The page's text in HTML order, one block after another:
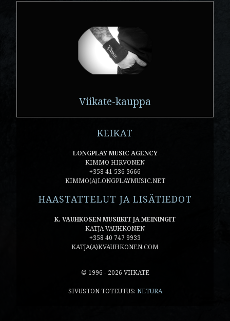
Viikate-kauppa
KEIKAT
LONGPLAY MUSIC AGENCY
KIMMO HIRVONEN
+358 41 536 3666
KIMMO(A)LONGPLAYMUSIC.NET
HAASTATTELUT JA LISÄTIEDOT
K. VAUHKOSEN MUSIIKIT JA MEININGIT
KATJA VAUHKONEN
+358 40 747 9933
KATJA(A)KVAUHKONEN.COM
© 1996 - 2026 VIIKATE
SIVUSTON TOTEUTUS: NETURA